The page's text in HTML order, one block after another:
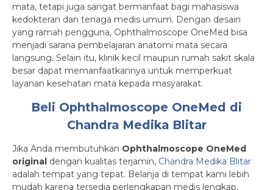
mata, tetapi juga sangat bermanfaat bagi mahasiswa
kedokteran dan tenaga medis umum. Dengan desain
yang ramah pengguna, Ophthalmoscope OneMed bisa
menjadi sarana pembelajaran anatomi mata secara
langsung. Selain itu, klinik kecil maupun rumah sakit skala
besar dapat memanfaatkannya untuk memperkuat
layanan kesehatan mata kepada masyarakat.
Beli Ophthalmoscope OneMed di
Chandra Medika Blitar
Jika Anda membutuhkan Ophthalmoscope OneMed
original dengan kualitas terjamin, Chandra Medika Blitar
adalah tempat yang tepat. Belanja di tempat kami lebih
mudah karena tersedia perlengkapan medis lengkap,